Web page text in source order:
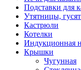
Подставки для
Утятницы,
Кастрюли
Котелки
Индукционная
Крышки
Чугунная